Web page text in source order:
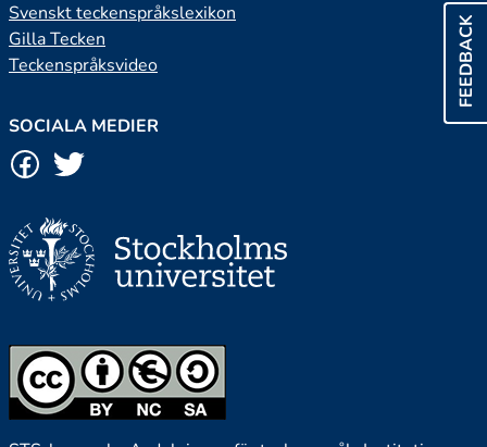
FEEDBACK
Svenskt teckenspråkslexikon
Gilla Tecken
Teckenspråksvideo
SOCIALA MEDIER